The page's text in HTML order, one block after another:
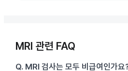
MRI 관련 FAQ
Q. MRI 검사는 모두 비급여인가요